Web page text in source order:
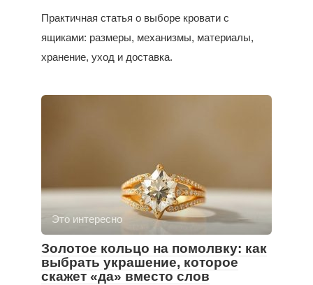
Практичная статья о выборе кровати с
ящиками: размеры, механизмы, материалы,
хранение, уход и доставка.
Это интересно
Золотое кольцо на помолвку: как
выбрать украшение, которое
скажет «да» вместо слов